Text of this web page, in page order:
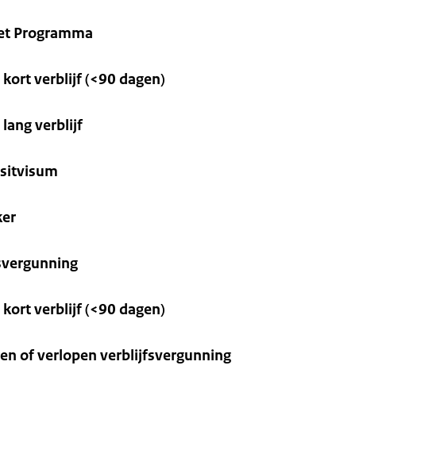
Programma
verblijf (<90 dagen)
lang verblijf
verblijf (<90 dagen)
of verlopen verblijfsvergunning